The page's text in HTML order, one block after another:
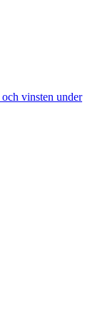
vinsten under